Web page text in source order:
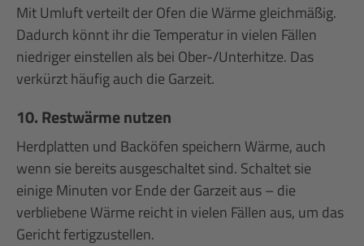
Mit Umluft verteilt der Ofen die Wärme gleichmäßig.
Dadurch könnt ihr die Temperatur in vielen Fällen
niedriger einstellen als bei Ober-/Unterhitze. Das
verkürzt häufig auch die Garzeit.
10. Restwärme nutzen
Herdplatten und Backöfen speichern Wärme, auch
wenn sie bereits ausgeschaltet sind. Schaltet sie
einige Minuten vor Ende der Garzeit aus – die
verbliebene Wärme reicht in vielen Fällen aus, um das
Gericht fertigzustellen.